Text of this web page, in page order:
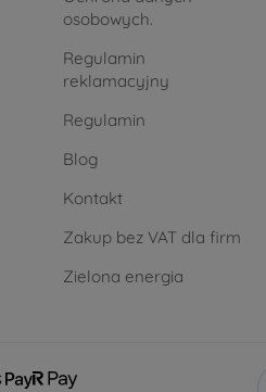
osobowych.
Regulamin
reklamacyjny
Regulamin
Blog
Kontakt
Zakup bez VAT dla firm
Zielona energia